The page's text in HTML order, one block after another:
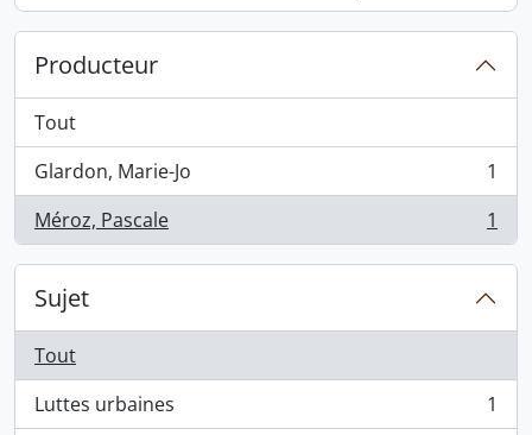
Producteur
Tout
Glardon, Marie-Jo
, 1 résultats
1
Méroz, Pascale
, 1 résultats 1
Sujet
Tout
Luttes urbaines
, 1 résultats
1